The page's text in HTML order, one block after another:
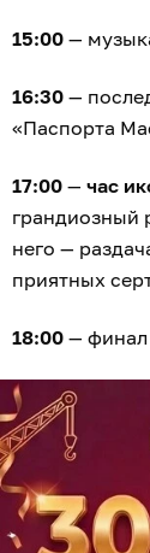
15:00 —
16:30 —
«Паспорта
17:00 — час
грандиозный
него —
приятных
18:00 — финал